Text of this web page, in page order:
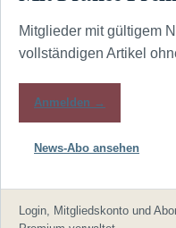
Mitglieder mit gültigem
vollständigen Artikel
Anmelden →
News-Abo ansehen
Login, Mitgliedskonto und